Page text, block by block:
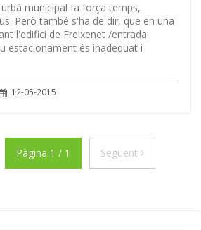
municipal fa força temps,
Però també s'ha de dir, que en una
l'edifici de Freixenet /entrada
estacionament és inadequat i
12-05-2015
Pàgina 1 / 1 Següent